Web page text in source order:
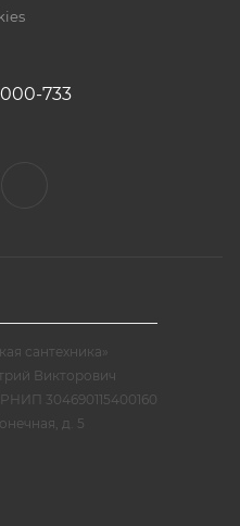
733
сантехника»
Викторович
304690115400160
д. 5